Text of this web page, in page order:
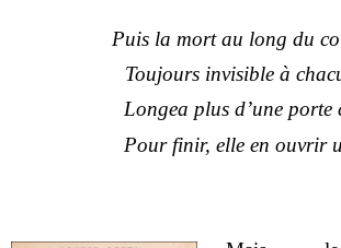
Puis la mort au long du
Toujours invisible à
Longea plus d’une porte
Pour finir, elle en ouvrir